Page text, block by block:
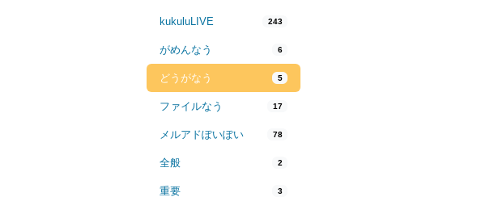
kukuluLIVE 243
がめんなう 6
どうがなう 5
ファイルなう 17
メルアドぽいぽい 78
全般 2
重要 3